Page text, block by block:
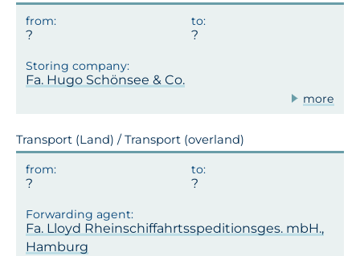
Fa. Hugo Schönsee & Co.
more
Transport (Land) / Transport (overland)
Fa. Lloyd Rheinschiffahrtsspeditionsges. mbH.,
Hamburg